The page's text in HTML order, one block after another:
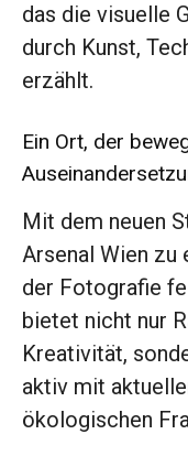
das die visuelle
durch Kunst,
erzählt.
Ein Ort, der
Mit dem neuen
Arsenal Wien zu
der Fotografie
bietet nicht nur
Kreativität,
aktiv mit
ökologischen